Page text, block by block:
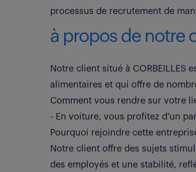
processus de recrutement de
à propos de notre
Notre client situé à CORBEILLES
alimentaires et qui offre de
Comment vous rendre sur votre
- En voiture, vous profitez d'un
Pourquoi rejoindre cette
Notre client offre des sujets
des employés et une stabilité,